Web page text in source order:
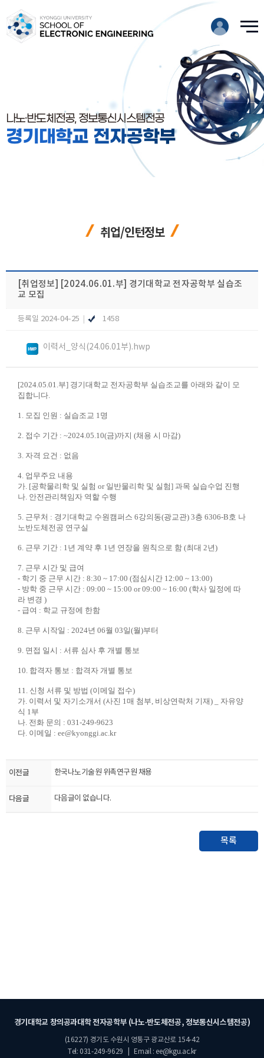
나노·반도체전공, 정보통신시스템전공
경기대학교 전자공학부
취업/인턴정보
[취업정보]
[2024.06.01.부] 경기대학교 전자공학부 실습조
교 모집
등록일 2024-04-25 1458
이력서_양식(24.06.01부).hwp
[2024.05.01.부] 경기대학교 전자공학부 실습조교를 아래와 같이 모
집합니다.
1. 모집 인원 : 실습조교 1명
2. 접수 기간 : ~2024.05.10(금)까지 (채용 시 마감)
3. 자격 요건 : 없음
4. 업무주요 내용
가. [공학물리학 및 실험 or 일반물리학 및 실험] 과목 실습수업 진행
나. 안전관리책임자 역할 수행
5. 근무처 : 경기대학교 수원캠퍼스 6강의동(광교관) 3층 6306-B호 나
노반도체전공 연구실
6. 근무 기간 : 1년 계약 후 1년 연장을 원칙으로 함 (최대 2년)
7. 근무 시간 및 급여
- 학기 중 근무 시간 : 8:30 ~ 17:00 (점심시간 12:00 ~ 13:00)
- 방학 중 근무 시간 : 09:00 ~ 15:00 or 09:00 ~ 16:00 (학사 일정에 따
라 변경 )
- 급여 : 학교 규정에 한함
8. 근무 시작일 : 2024년 06월 03일(월)부터
9. 면접 일시 : 서류 심사 후 개별 통보
10. 합격자 통보 : 합격자 개별 통보
11. 신청 서류 및 방법 (이메일 접수)
가. 이력서 및 자기소개서 (사진 1매 첨부, 비상연락처 기재) _ 자유양
식 1부
나. 전화 문의 : 031-249-9623
다. 이메일 : ee@kyonggi.ac.kr
이전글 한국나노기술원 위촉연구원 채용
다음글 다음글이 없습니다.
목록
경기대학교 창의공과대학 전자공학부 (나노·반도체전공, 정보통신시스템전공)
(16227) 경기도 수원시 영통구 광교산로 154-42
Tel: 031-249-9629 | Email : ee@kgu.ac.kr